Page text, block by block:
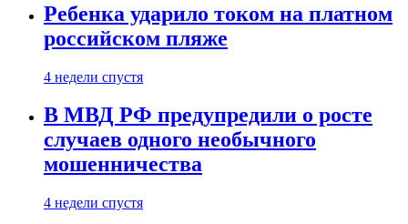
Ребенка ударило током на платном
российском пляже
4 недели спустя
В МВД РФ предупредили о росте
случаев одного необычного
мошенничества
4 недели спустя